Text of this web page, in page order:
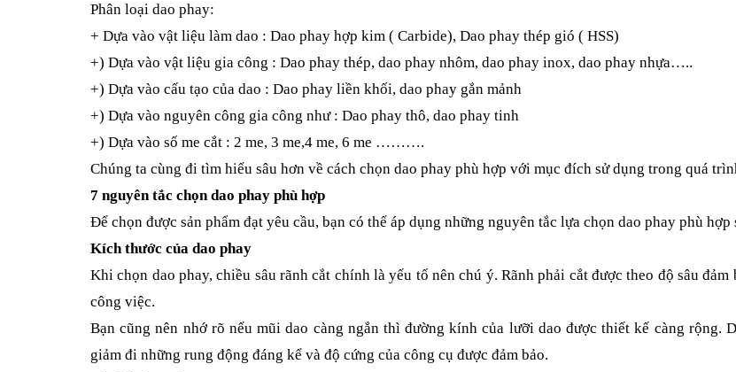
Phân loại dao phay:
+ Dựa vào vật liệu làm dao : Dao phay hợp kim ( Carbide), Dao phay thép gió ( HSS)
+) Dựa vào vật liệu gia công : Dao phay thép, dao phay nhôm, dao phay inox, dao phay nhựa…..
+) Dựa vào cấu tạo của dao : Dao phay liền khối, dao phay gắn mảnh
+) Dựa vào nguyên công gia công như : Dao phay thô, dao phay tinh
+) Dựa vào số me cắt : 2 me, 3 me,4 me, 6 me ……….
Chúng ta cùng đi tìm hiểu sâu hơn về cách chọn dao phay phù hợp với mục đích sử dụng trong quá
7 nguyên tắc chọn dao phay phù hợp
Để chọn được sản phẩm đạt yêu cầu, bạn có thể áp dụng những nguyên tắc lựa chọn dao phay phù hợp
Kích thước của dao phay
Khi chọn dao phay, chiều sâu rãnh cắt chính là yếu tố nên chú ý. Rãnh phải cắt được theo độ sâu đảm
công việc.
Bạn cũng nên nhớ rõ nếu mũi dao càng ngắn thì đường kính của lưỡi dao được thiết kế càng rộng.
giảm đi những rung động đáng kể và độ cứng của công cụ được đảm bảo.